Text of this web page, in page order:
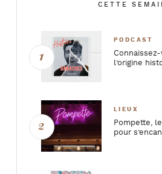
CETTE
PODCAST
l’origine
LIEUX
Pompette,
pour